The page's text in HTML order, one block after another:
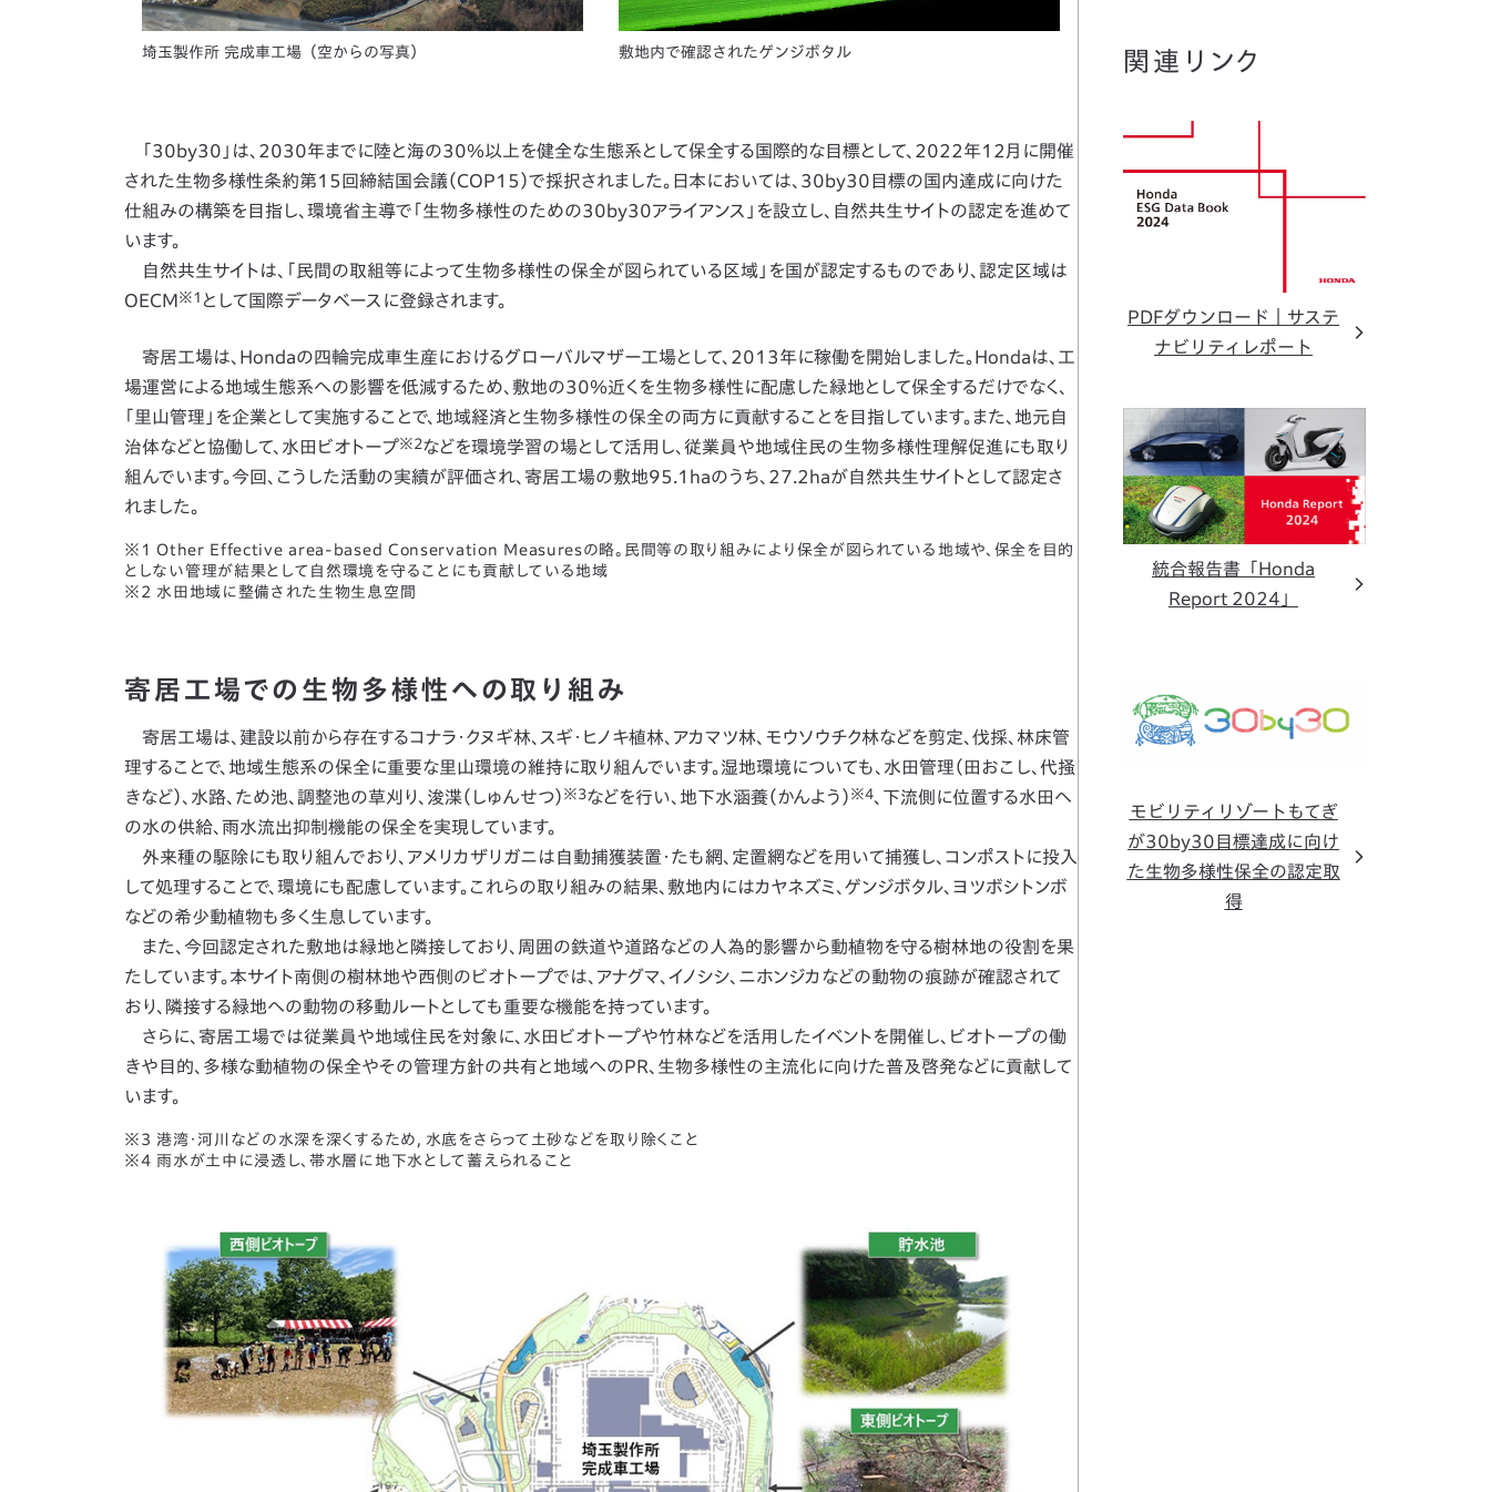
埼玉製作所 完成車工場（空からの写真） 敷地内で確認されたゲンジボタル
「30by30」は、2030年までに陸と海の30％以上を健全な生態系として保全する国際的な目標として、2022年12月に開催
された生物多様性条約第15回締結国会議（COP15）で採択されました。日本においては、30by30目標の国内達成に向けた
仕組みの構築を目指し、環境省主導で「生物多様性のための30by30アライアンス」を設立し、自然共生サイトの認定を進めて
います。
自然共生サイトは、「民間の取組等によって生物多様性の保全が図られている区域」を国が認定するものであり、認定区域は
OECM※1 として国際データベースに登録されます。
寄居工場は、Hondaの四輪完成車生産におけるグローバルマザー工場として、2013年に稼働を開始しました。Hondaは、工
場運営による地域生態系への影響を低減するため、敷地の30％近くを生物多様性に配慮した緑地として保全するだけでなく、
「里山管理」を企業として実施することで、地域経済と生物多様性の保全の両方に貢献することを目指しています。また、地元自
治体などと協働して、水田ビオトープ※2などを環境学習の場として活用し、従業員や地域住民の生物多様性理解促進にも取り
組んでいます。今回、こうした活動の実績が評価され、寄居工場の敷地95.1haのうち、27.2haが自然共生サイトとして認定さ
れました。
※1 Other Effective area-based Conservation Measuresの略。民間等の取り組みにより保全が図られている地域や、保全を目的
としない管理が結果として自然環境を守ることにも貢献している地域
※2 水田地域に整備された生物生息空間
寄居工場での生物多様性への取り組み
寄居工場は、建設以前から存在するコナラ・クヌギ林、スギ・ヒノキ植林、アカマツ林、モウソウチク林などを剪定、伐採、林床管
理することで、地域生態系の保全に重要な里山環境の維持に取り組んでいます。湿地環境についても、水田管理（田おこし、代掻
きなど）、水路、ため池、調整池の草刈り、浚渫（しゅんせつ） ※3などを行い、地下水涵養（かんよう） ※4、下流側に位置する水田へ
の水の供給、雨水流出抑制機能の保全を実現しています。
外来種の駆除にも取り組んでおり、アメリカザリガニは自動捕獲装置・たも網、定置網などを用いて捕獲し、コンポストに投入
して処理することで、環境にも配慮しています。これらの取り組みの結果、敷地内にはカヤネズミ、ゲンジボタル、ヨツボシトンボ
などの希少動植物も多く生息しています。
また、今回認定された敷地は緑地と隣接しており、周囲の鉄道や道路などの人為的影響から動植物を守る樹林地の役割を果
たしています。本サイト南側の樹林地や西側のビオトープでは、アナグマ、イノシシ、ニホンジカなどの動物の痕跡が確認されて
おり、隣接する緑地への動物の移動ルートとしても重要な機能を持っています。
さらに、寄居工場では従業員や地域住民を対象に、水田ビオトープや竹林などを活用したイベントを開催し、ビオトープの働
きや目的、多様な動植物の保全やその管理方針の共有と地域へのPR、生物多様性の主流化に向けた普及啓発などに貢献して
います。
※3 港湾・河川などの水深を深くするため，水底をさらって土砂などを取り除くこと
※4 雨水が土中に浸透し、帯水層に地下水として蓄えられること
関連リンク
PDFダウンロード｜サステ
ナビリティレポート
統合報告書「Honda
Report 2024」
モビリティリゾートもてぎ
が30by30目標達成に向け
た生物多様性保全の認定取
得